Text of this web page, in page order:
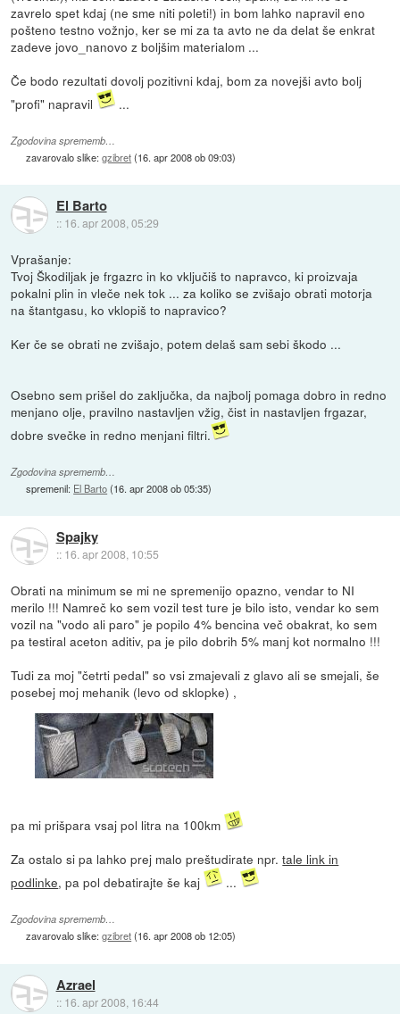
zavrelo spet kdaj (ne sme niti poleti!) in bom lahko napravil eno
pošteno testno vožnjo, ker se mi za ta avto ne da delat še enkrat
zadeve jovo_nanovo z boljšim materialom ...
Če bodo rezultati dovolj pozitivni kdaj, bom za novejši avto bolj
"profi" napravil
...
Zgodovina sprememb…
zavarovalo slike:gzibret(16. apr 2008 ob 09:03)
El Barto
:: 16. apr 2008, 05:29
Vprašanje:
Tvoj Škodiljak je frgazrc in ko vključiš to napravco, ki proizvaja
pokalni plin in vleče nek tok ... za koliko se zvišajo obrati motorja
na štantgasu, ko vklopiš to napravico?
Ker če se obrati ne zvišajo, potem delaš sam sebi škodo ...
Osebno sem prišel do zaključka, da najbolj pomaga dobro in redno
menjano olje, pravilno nastavljen vžig, čist in nastavljen frgazar,
dobre svečke in redno menjani filtri.
Zgodovina sprememb…
spremenil: El Barto(16. apr 2008 ob 05:35)
Spajky
:: 16. apr 2008, 10:55
Obrati na minimum se mi ne spremenijo opazno, vendar to NI
merilo !!! Namreč ko sem vozil test ture je bilo isto, vendar ko sem
vozil na "vodo ali paro" je popilo 4% bencina več obakrat, ko sem
pa testiral aceton aditiv, pa je pilo dobrih 5% manj kot normalno !!!
Tudi za moj "četrti pedal" so vsi zmajevali z glavo ali se smejali, še
posebej moj mehanik (levo od sklopke) ,
pa mi prišpara vsaj pol litra na 100km
Za ostalo si pa lahko prej malo preštudirate npr.tale link in
podlinke, pa pol debatirajte še kaj ...
Zgodovina sprememb…
zavarovalo slike:gzibret(16. apr 2008 ob 12:05)
Azrael
:: 16. apr 2008, 16:44